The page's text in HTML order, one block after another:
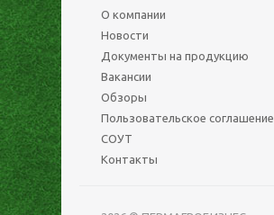
О компании
Новости
Документы на продукцию
Вакансии
Обзоры
Пользовательское соглашение
СОУТ
Контакты